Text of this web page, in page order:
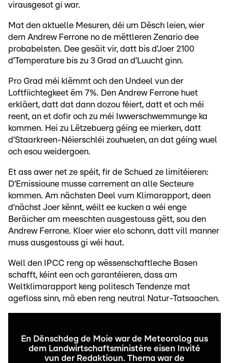
virausgesot gi war.
Mat den aktuelle Mesuren, déi um Dësch leien, wier
dem Andrew Ferrone no de mëttleren Zenario dee
probabelsten. Dee gesäit vir, datt bis d’Joer 2100
d’Temperature bis zu 3 Grad an d’Luucht ginn.
Pro Grad méi klëmmt och den Undeel vun der
Loftfiichtegkeet ëm 7%. Den Andrew Ferrone huet
erkläert, datt dat dann dozou féiert, datt et och méi
reent, an et dofir och zu méi Iwwerschwemmunge ka
kommen. Hei zu Lëtzebuerg géing ee mierken, datt
d’Staarkreen-Néierschléi zouhuelen, an dat géing wuel
och esou weidergoen.
Et ass awer net ze spéit, fir de Schued ze limitéieren:
D‘Emissioune musse carrement an alle Secteure
kommen. Am nächsten Deel vum Klimarapport, deen
d‘nächst Joer kënnt, wéilt ee kucken a wéi enge
Beräicher am meeschten ausgestouss gëtt, sou den
Andrew Ferrone. Kloer wier elo schonn, datt vill manner
muss ausgestouss gi wéi haut.
Well den IPCC reng op wëssenschaftleche Basen
schafft, kéint een och garantéieren, dass am
Weltklimarapport keng politesch Tendenze mat
agefloss sinn, mä eben reng neutral Natur-Tatsaachen.
En Dënschdeg de Moie war de Meteorolog aus
dem Landwirtschaftsministère eisen Invité
vun der Redaktioun. Thema war de